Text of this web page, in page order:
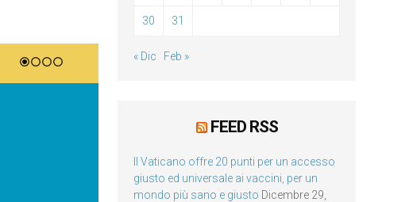
30 31
« Dic Feb »
FEED RSS
Il Vaticano offre 20 punti per un accesso
giusto ed universale ai vaccini, per un
mondo più sano e giusto Dicembre 29,